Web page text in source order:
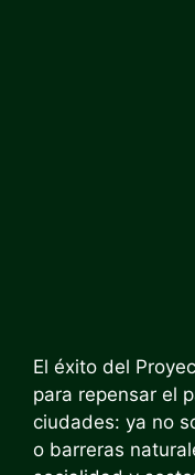
El éxito del
para repensar el
ciudades: ya no
o barreras